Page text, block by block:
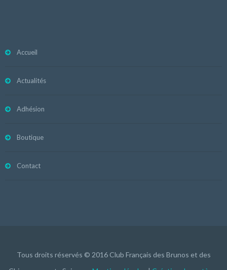
Accueil
Actualités
Adhésion
Boutique
Contact
Tous droits réservés © 2016 Club Français des Brunos et des